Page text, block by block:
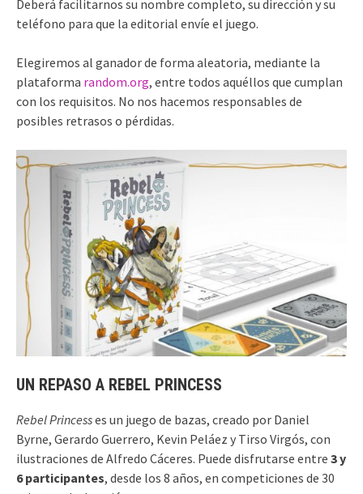
Deberá facilitarnos su nombre completo, su dirección y su
teléfono para que la editorial envíe el juego.
Elegiremos al ganador de forma aleatoria, mediante la
plataforma random.org, entre todos aquéllos que cumplan
con los requisitos. No nos hacemos responsables de
posibles retrasos o pérdidas.
UN REPASO A REBEL PRINCESS
Rebel Princesses un juego de bazas, creado por Daniel
Byrne, Gerardo Guerrero, Kevin Peláez y Tirso Virgós, con
ilustraciones de Alfredo Cáceres. Puede disfrutarse entre 3 y
6 participantes, desde los 8 años, en competiciones de 30